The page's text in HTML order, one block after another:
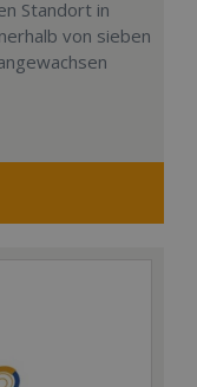
Standort in
von sieben